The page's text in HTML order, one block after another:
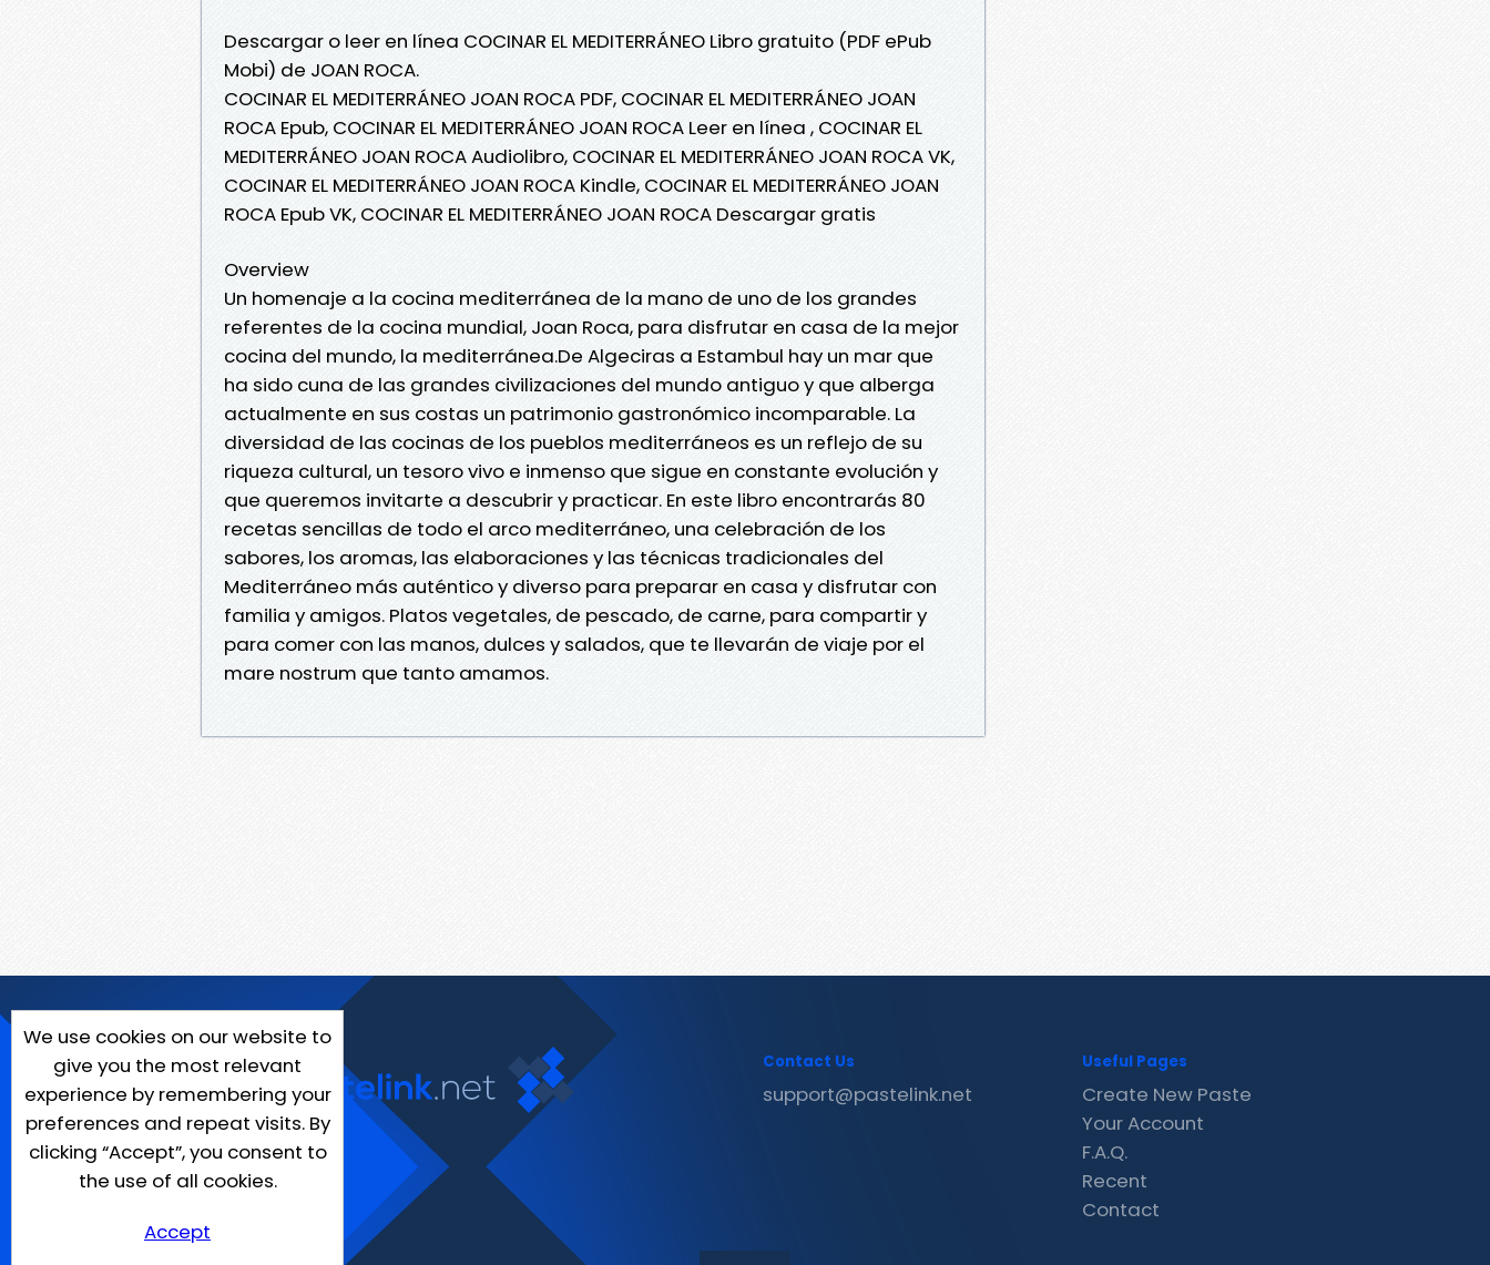
Descargar o leer en línea COCINAR EL MEDITERRÁNEO Libro gratuito (PDF ePub
Mobi) de JOAN ROCA.
COCINAR EL MEDITERRÁNEO JOAN ROCA PDF, COCINAR EL MEDITERRÁNEO JOAN
ROCA Epub, COCINAR EL MEDITERRÁNEO JOAN ROCA Leer en línea , COCINAR EL
MEDITERRÁNEO JOAN ROCA Audiolibro, COCINAR EL MEDITERRÁNEO JOAN ROCA VK,
COCINAR EL MEDITERRÁNEO JOAN ROCA Kindle, COCINAR EL MEDITERRÁNEO JOAN
ROCA Epub VK, COCINAR EL MEDITERRÁNEO JOAN ROCA Descargar gratis
Overview
Un homenaje a la cocina mediterránea de la mano de uno de los grandes
referentes de la cocina mundial, Joan Roca, para disfrutar en casa de la mejor
cocina del mundo, la mediterránea.De Algeciras a Estambul hay un mar que
ha sido cuna de las grandes civilizaciones del mundo antiguo y que alberga
actualmente en sus costas un patrimonio gastronómico incomparable. La
diversidad de las cocinas de los pueblos mediterráneos es un reflejo de su
riqueza cultural, un tesoro vivo e inmenso que sigue en constante evolución y
que queremos invitarte a descubrir y practicar. En este libro encontrarás 80
recetas sencillas de todo el arco mediterráneo, una celebración de los
sabores, los aromas, las elaboraciones y las técnicas tradicionales del
Mediterráneo más auténtico y diverso para preparar en casa y disfrutar con
familia y amigos. Platos vegetales, de pescado, de carne, para compartir y
para comer con las manos, dulces y salados, que te llevarán de viaje por el
mare nostrum que tanto amamos.
We use cookies on our website to
give you the most relevant
experience by remembering your
preferences and repeat visits. By
clicking “Accept”, you consent to
the use of all cookies.
Accept
Contact Us
support@pastelink.net
Useful Pages
Create New Paste
Your Account
F.A.Q.
Recent
Contact